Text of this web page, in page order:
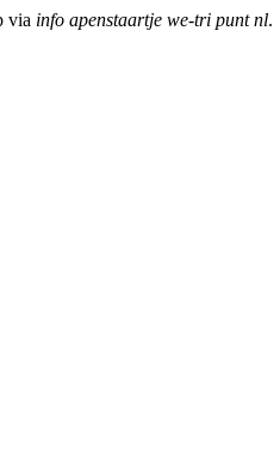
via info apenstaartje we-tri punt nl.